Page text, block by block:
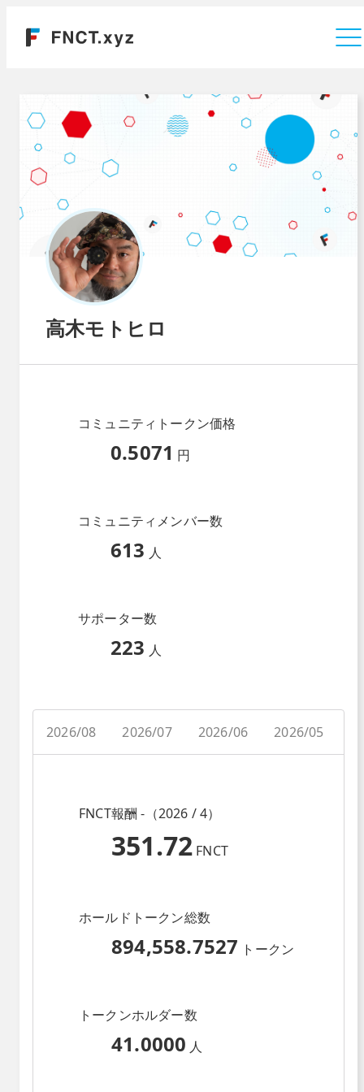
高木モトヒロ
コミュニティトークン価格
0.5071 円
コミュニティメンバー数
613 人
サポーター数
223 人
2026/08 2026/07 2026/06 2026/05
FNCT報酬 -（2026 / 4）
351.72 FNCT
ホールドトークン総数
894,558.7527 トークン
トークンホルダー数
41.0000 人